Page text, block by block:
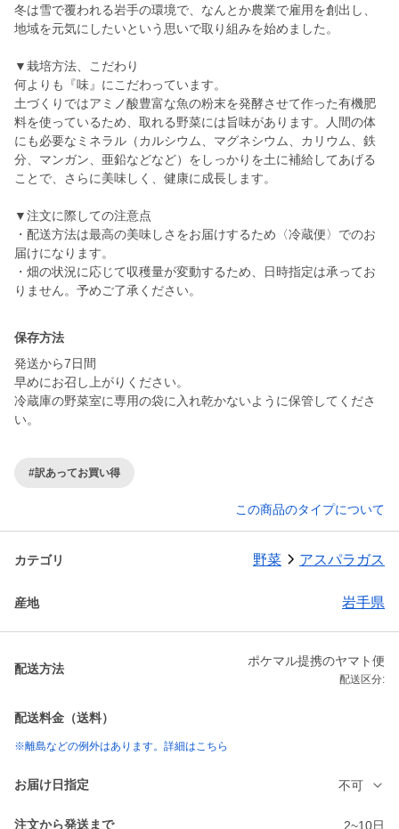
冬は雪で覆われる岩手の環境で、なんとか農業で雇用を創出し、
地域を元気にしたいという思いで取り組みを始めました。
▼栽培方法、こだわり
何よりも『味』にこだわっています。
土づくりではアミノ酸豊富な魚の粉末を発酵させて作った有機肥
料を使っているため、取れる野菜には旨味があります。人間の体
にも必要なミネラル（カルシウム、マグネシウム、カリウム、鉄
分、マンガン、亜鉛などなど）をしっかりを土に補給してあげる
ことで、さらに美味しく、健康に成長します。
▼注文に際しての注意点
・配送方法は最高の美味しさをお届けするため〈冷蔵便〉でのお
届けになります。
・畑の状況に応じて収穫量が変動するため、日時指定は承ってお
りません。予めご了承ください。
保存方法
発送から7日間
早めにお召し上がりください。
冷蔵庫の野菜室に専用の袋に入れ乾かないように保管してくださ
い。
#訳あってお買い得
この商品のタイプについて
カテゴリ 野菜 アスパラガス
産地 岩手県
配送方法
ポケマル提携のヤマト便
配送区分:
配送料金（送料）
※離島などの例外はあります。詳細はこちら
お届け日指定 不可
注文から発送まで 2~10日